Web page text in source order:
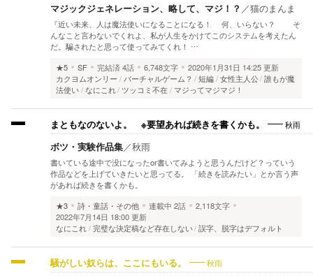
マジックジェネレーション、略して、マジ！？ ／猫のまんま
『近い未来、人は魔法使いになることになる！ 何、いらない？ そ
んなこと言わないでくれよ、私が人生をかけてこのシステムを考えたん
だ。騙されたと思って使ってみてくれ！ …
★5
SF 完結済4話 6,748文字
2020年1月31日 14:25 更新
カクヨムオンリー
バーチャルゲーム？ 短編 女性主人公 誰もが魔
法使い なにこれ ツッコミ不在 マジってマジマジ！
まともなのないよ。 ※要望あれば続きを書くかも。 秋雨
ボツ・実験作品集／秋雨
書いている途中で没になったor書いてみようと思うんだけど？っていう
作品などを上げていきたいと思ってる。 「続きを読みたい」とか言う声
があれば続きを書くかも。
★3
詩・童話・その他 連載中 2話
2,118文字
2022年7月14日 18:00 更新
なにこれ 完璧な決定稿など存在しない 誤字、脱字はデフォルト
騒がしい奴らは、ここにもいる。 秋雨